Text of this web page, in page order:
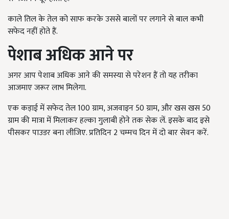
काले तिल के तेल को साफ करके उससे बालों पर लगाने से बाल कभी
सफेद नहीं होते हैं.
पेशाब अधिक आने पर
अगर आप पेशाब अधिक आने की समस्या से परेशन हैं तो यह तरीका
आजमाए जरूर लाभ मिलेगा.
एक कड़ाई में सफेद तेल 100 ग्राम, अजवाइन 50 ग्राम, और खस खस 50
ग्राम की मात्रा में मिलाकर हल्का गुलाबी होने तक सेक लें. इसके बाद इसे
पीसकर पाउडर बना लीजिए. प्रतिदिन 2 चम्मच दिन में दो बार सेवन करें.